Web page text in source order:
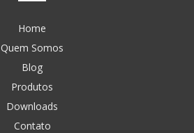
Home
Quem Somos
Blog
Produtos
Downloads
Contato